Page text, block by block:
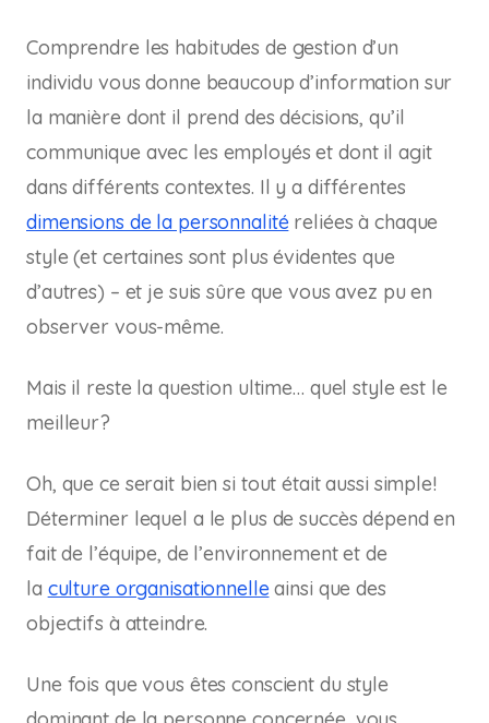
Comprendre les habitudes de gestion d’un
individu vous donne beaucoup d’information sur
la manière dont il prend des décisions, qu’il
communique avec les employés et dont il agit
dans différents contextes. Il y a différentes
dimensions de la personnalitéreliées à chaque
style (et certaines sont plus évidentes que
d’autres) – et je suis sûre que vous avez pu en
observer vous-même.
Mais il reste la question ultime… quel style est le
meilleur?
Oh, que ce serait bien si tout était aussi simple!
Déterminer lequel a le plus de succès dépend en
fait de l’équipe, de l’environnement et de
la culture organisationnelleainsi que des
objectifs à atteindre.
Une fois que vous êtes conscient du style